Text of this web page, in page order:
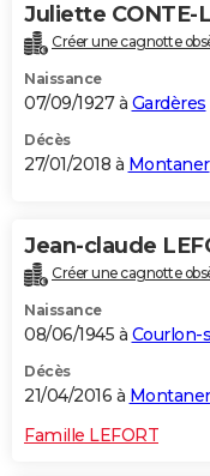
Juliette CONTE-
Créer une cagnotte
Naissance
07/09/1927 à Gardères
Décès
27/01/2018 à Montaner
Jean-claude
Créer une cagnotte
Naissance
08/06/1945 à Courlon-
Décès
21/04/2016 à Montaner
Famille LEFORT